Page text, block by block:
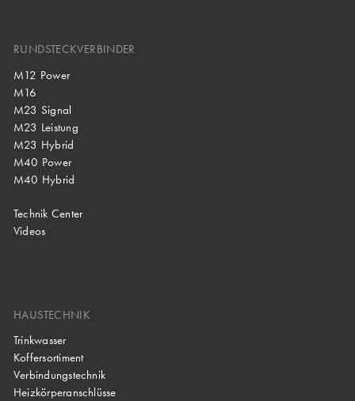
RUNDSTECKVERBINDER
M12 Power
M16
M23 Signal
M23 Leistung
M23 Hybrid
M40 Power
M40 Hybrid
Technik Center
Videos
HAUSTECHNIK
Trinkwasser
Koffersortiment
Verbindungstechnik
Heizkörperanschlüsse